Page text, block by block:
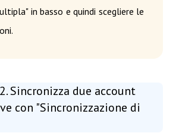
in basso e quindi scegliere le
Sincronizza due account
con "Sincronizzazione di